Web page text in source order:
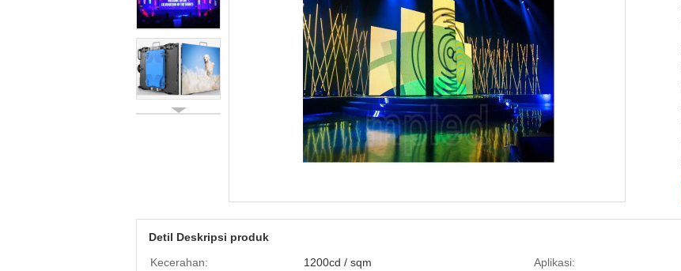
Detil Deskripsi produk
Kecerahan:
1200cd / sqm Aplikasi: